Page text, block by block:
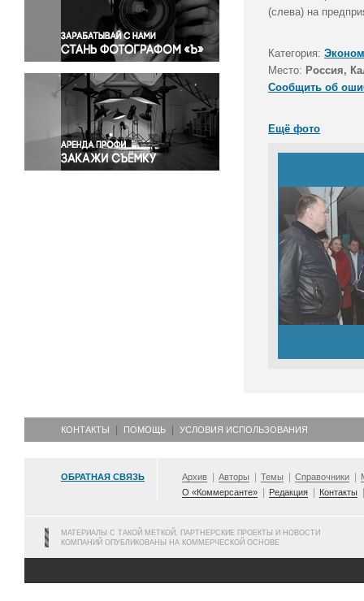
Правосудие
Происшествия и конфликты
Религия
Светская жизнь
Спорт
Экология
Экономика и бизнес
(слева) на
Категория:
Место: Россия,
Сообщить об
Ещё фото
КОНТАКТЫ ПОМОЩЬ УСЛОВИЯ ИСПОЛЬЗОВАНИЯ
ОБРАТНАЯ СВЯЗЬ Архив Авторы Темы Справочники
О «Коммерсанте»
Редакция Контакты
МАТЕРИАЛЫ С ТАКОЙ МЕТКОЙ, ПАРТНЕРСКИЕ ПРОЕКТЫ И НОВОСТИ
КОМПАНИЙ ОПУБЛИКОВАНЫ НА КОММЕРЧЕСКОЙ ОСНОВЕ